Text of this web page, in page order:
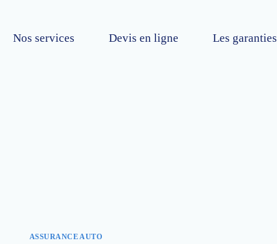
Nos services Devis en ligne Les garanties
ASSURANCE AUTO